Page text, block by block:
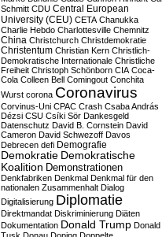
Schmitt CDU Central European
University (CEU) CETA Chanukka
Charlie Hebdo Charlottesville Chemnitz
China Christchurch Christdemokratie
Christentum Christian Kern Christlich-
Demokratische Internationale Christliche
Freiheit Christoph Schönborn CIA Coca-
Cola Colleen Bell Comingout Conchita
Wurst corona Coronavirus
Corvinus-Uni CPAC Crash Csaba András
Dézsi CSU Csíki Sör Dankesgeld
Datenschutz David B. Cornstein David
Cameron David Schwezoff Davos
Debrecen defi Demografie
Demokratie Demokratische
Koalition Demonstrationen
Denkfabriken Denkmal Denkmal für den
nationalen Zusammenhalt Dialog
Digitalisierung Diplomatie
Direktmandat Diskriminierung Diäten
Dokumentation Donald Trump Donald